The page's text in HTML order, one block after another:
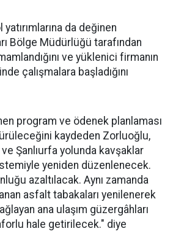
da değinen
Bölge Müdürlüğü tarafından
ve yüklenici firmanın
çalışmalara başladığını
program ve ödenek planlaması
kaydeden Zorluoğlu,
ve Şanlıurfa yolunda kavşaklar
yeniden düzenlenecek.
azaltılacak. Aynı zamanda
asfalt tabakaları yenilenerek
ana ulaşım güzergâhları
hale getirilecek." diye